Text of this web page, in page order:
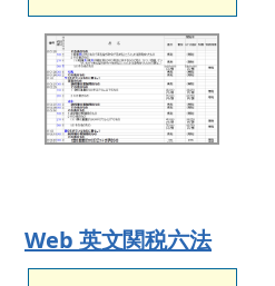
Web 英文関税六法